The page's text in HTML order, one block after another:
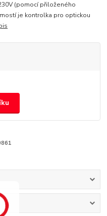
(pomocí přiloženého
je kontrolka pro optickou